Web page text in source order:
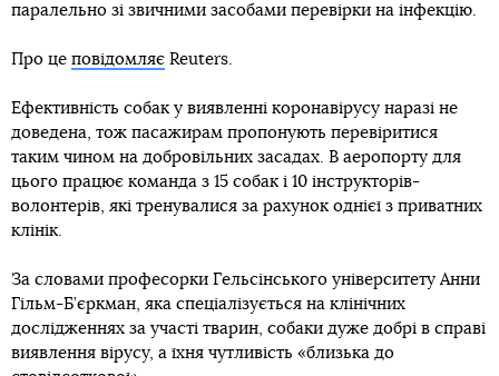
паралельно зі звичними засобами перевірки на інфекцію.
Про це повідомляє Reuters.
Ефективність собак у виявленні коронавірусу наразі не
доведена, тож пасажирам пропонують перевіритися
таким чином на добровільних засадах. В аеропорту для
цього працює команда з 15 собак і 10 інструкторів-
волонтерів, які тренувалися за рахунок однієї з приватних
клінік.
За словами професорки Гельсінського університету Анни
Гільм-Б’єркман, яка спеціалізується на клінічних
дослідженнях за участі тварин, собаки дуже добрі в справі
виявлення вірусу, а їхня чутливість «близька до